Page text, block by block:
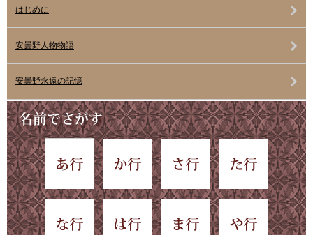
はじめに
安曇野人物物語
安曇野永遠の記憶